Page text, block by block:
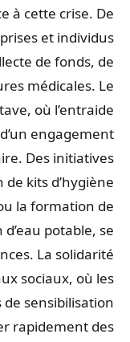
à cette crise. De
et individus
de fonds, de
médicales. Le
où l’entraide
engagement
Des initiatives
kits d’hygiène
la formation de
potable, se
La solidarité
sociaux, où les
de sensibilisation
rapidement des